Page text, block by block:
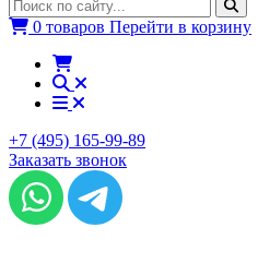
0 товаров Перейти в корзину
+7 (495) 165-99-89
Заказать звонок